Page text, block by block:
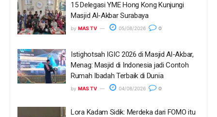
15 Delegasi YME Hong Kong Kunjungi
Masjid Al-Akbar Surabaya
by MAS TV 05/08/2026 0
Istighotsah IGIC 2026 di Masjid Al-Akbar,
Menag: Masjid di Indonesia jadi Contoh
Rumah Ibadah Terbaik di Dunia
by MAS TV 04/08/2026 0
Lora Kadam Sidik: Merdeka dari FOMO itu